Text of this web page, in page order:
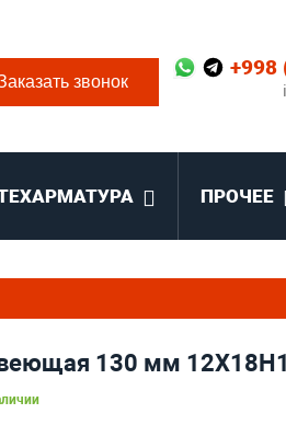
+998
звонок
ПРОЧЕЕ
130 мм